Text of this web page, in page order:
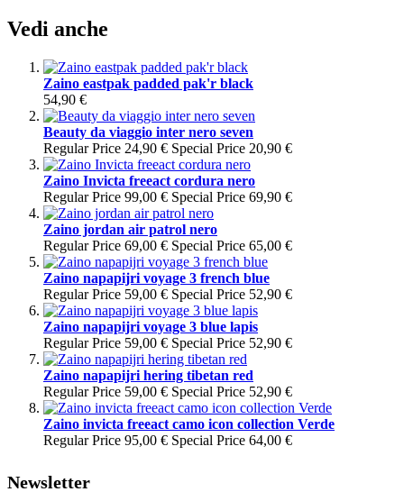
Vedi anche
Zaino eastpak padded pak'r black
54,90 €
Beauty da viaggio inter nero seven
Regular Price 24,90 € Special Price 20,90 €
Zaino Invicta freeact cordura nero
Regular Price 99,00 € Special Price 69,90 €
Zaino jordan air patrol nero
Regular Price 69,00 € Special Price 65,00 €
Zaino napapijri voyage 3 french blue
Regular Price 59,00 € Special Price 52,90 €
Zaino napapijri voyage 3 blue lapis
Regular Price 59,00 € Special Price 52,90 €
Zaino napapijri hering tibetan red
Regular Price 59,00 € Special Price 52,90 €
Zaino invicta freeact camo icon collection Verde
Regular Price 95,00 € Special Price 64,00 €
Newsletter